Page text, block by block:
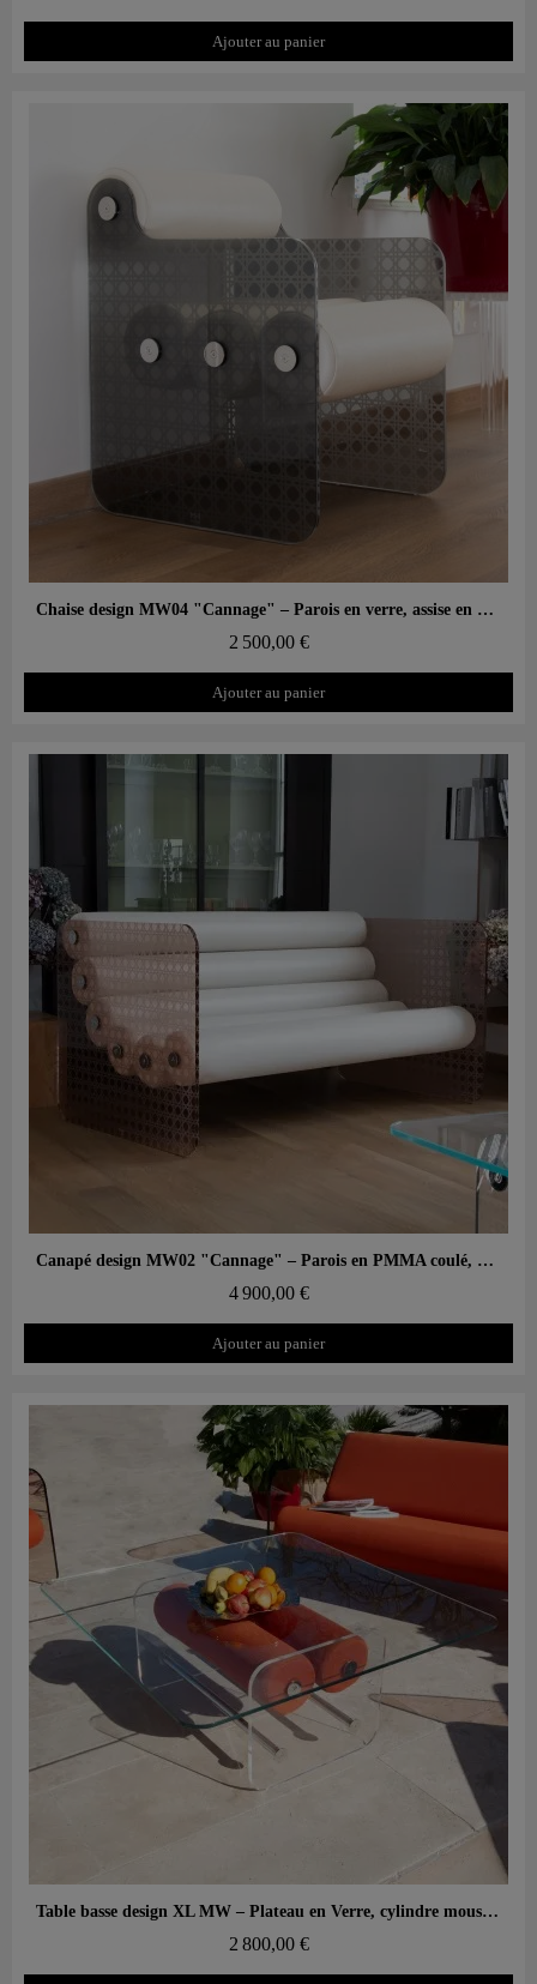
Ajouter au panier
Aperçu rapide Chaise design MW04 "Cannage" – Parois en verre, assise en mousse
2 500,00 €
Ajouter au panier
Aperçu rapide Canapé design MW02 "Cannage" – Parois en PMMA coulé, assise en mousse
4 900,00 €
Ajouter au panier
Aperçu rapide Table basse design XL MW – Plateau en Verre, cylindre mousse alvéolaire
2 800,00 €